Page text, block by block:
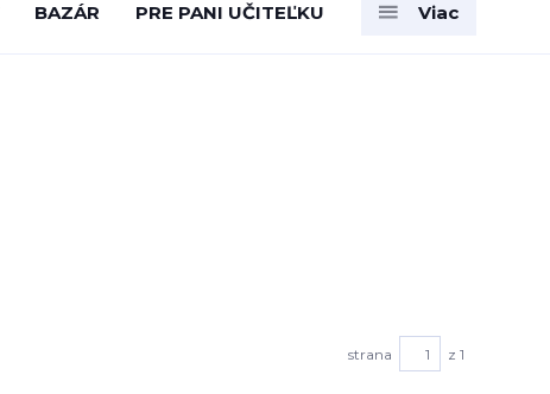
BAZÁR PRE PANI UČITEĽKU Viac
strana z 1